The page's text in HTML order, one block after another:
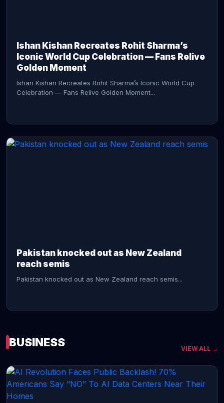
Ishan Kishan Recreates Rohit Sharma’s
Iconic World Cup Celebration — Fans Relive
Golden Moment
Ishan Kishan Recreates Rohit Sharma’s Iconic World Cup
Celebration — Fans Relive Golden Moment...
Pakistan knocked out as New Zealand
reach semis
Pakistan knocked out as New Zealand reach semis...
CONTINUE READING →
BUSINESS VIEW ALL →